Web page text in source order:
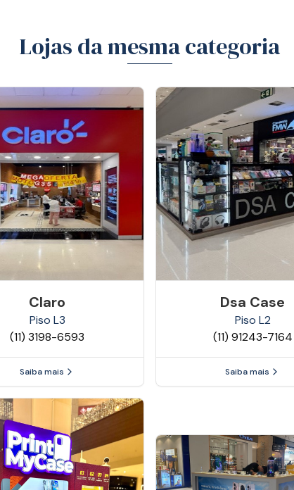
Lojas da mesma categoria
Claro
Piso L3
(11) 3198-6593
Saiba mais
Dsa Case
Piso L2
(11) 91243-7164
Saiba mais